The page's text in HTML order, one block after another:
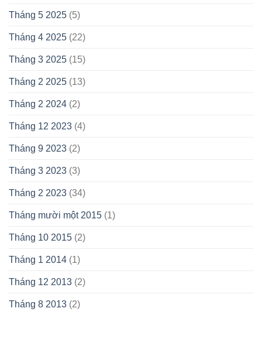
Tháng 5 2025 (5)
Tháng 4 2025 (22)
Tháng 3 2025 (15)
Tháng 2 2025 (13)
Tháng 2 2024 (2)
Tháng 12 2023 (4)
Tháng 9 2023 (2)
Tháng 3 2023 (3)
Tháng 2 2023 (34)
Tháng mười một 2015 (1)
Tháng 10 2015 (2)
Tháng 1 2014 (1)
Tháng 12 2013 (2)
Tháng 8 2013 (2)